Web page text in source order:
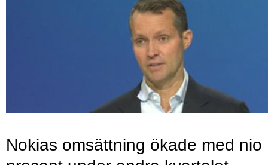
Nokias omsättning ökade med nio